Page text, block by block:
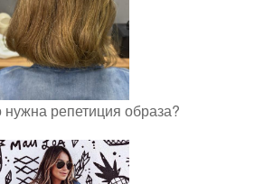
нужна репетиция образа?